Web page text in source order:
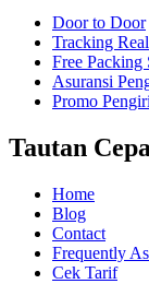
Door to Door
Tracking
Free Packing
Asuransi
Promo
Tautan
Home
Blog
Contact
Frequently
Cek Tarif